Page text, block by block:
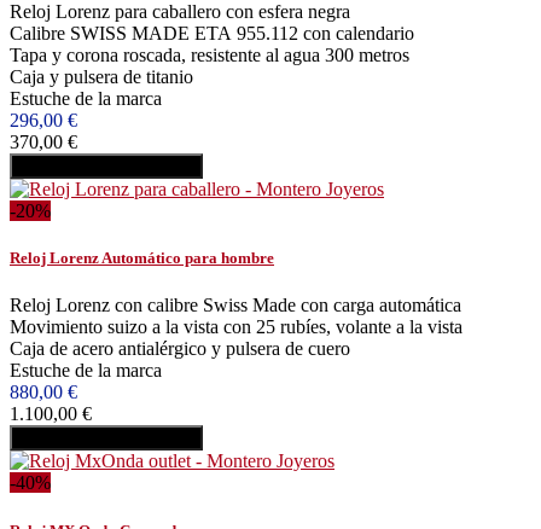
Reloj Lorenz para caballero con esfera negra
Calibre SWISS MADE ETA 955.112 con calendario
Tapa y corona roscada, resistente al agua 300 metros
Caja y pulsera de titanio
Estuche de la marca
296,00 €
370,00 €
-20%
Reloj Lorenz Automático para hombre
Reloj Lorenz con calibre Swiss Made con carga automática
Movimiento suizo a la vista con 25 rubíes, volante a la vista
Caja de acero antialérgico y pulsera de cuero
Estuche de la marca
880,00 €
1.100,00 €
-40%